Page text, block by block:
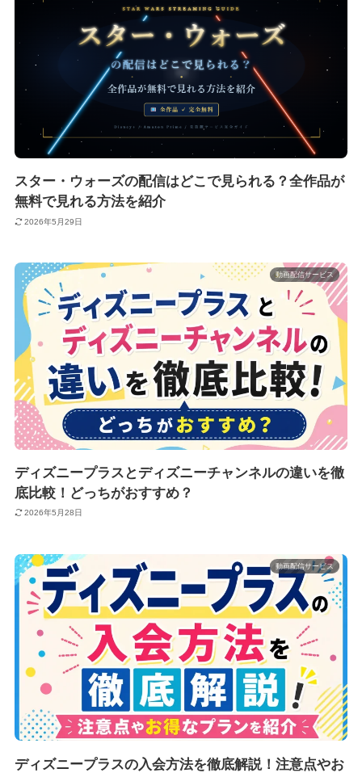
スター・ウォーズの配信はどこで見られる？全作品が
無料で見れる方法を紹介
2026年5月29日
動画配信サービス
ディズニープラスとディズニーチャンネルの違いを徹
底比較！どっちがおすすめ？
2026年5月28日
動画配信サービス
ディズニープラスの入会方法を徹底解説！注意点やお